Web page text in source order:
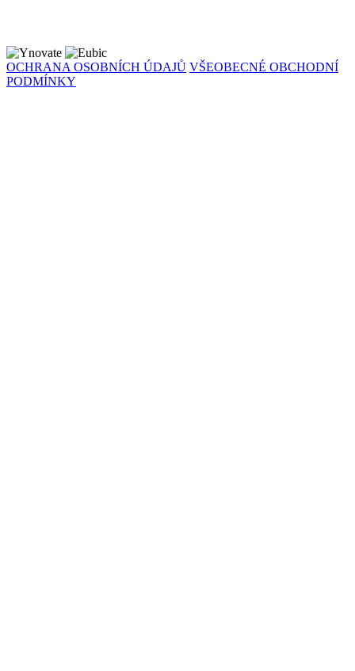
OCHRANA OSOBNÍCH ÚDAJŮ VŠEOBECNÉ OBCHODNÍ
PODMÍNKY